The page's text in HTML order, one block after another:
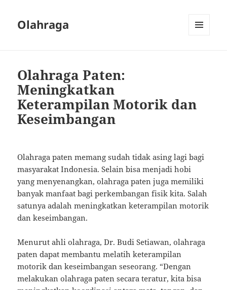
Olahraga
Olahraga Paten:
Meningkatkan
Keterampilan Motorik dan
Keseimbangan
Olahraga paten memang sudah tidak asing lagi bagi
masyarakat Indonesia. Selain bisa menjadi hobi
yang menyenangkan, olahraga paten juga memiliki
banyak manfaat bagi perkembangan fisik kita. Salah
satunya adalah meningkatkan keterampilan motorik
dan keseimbangan.
Menurut ahli olahraga, Dr. Budi Setiawan, olahraga
paten dapat membantu melatih keterampilan
motorik dan keseimbangan seseorang. “Dengan
melakukan olahraga paten secara teratur, kita bisa